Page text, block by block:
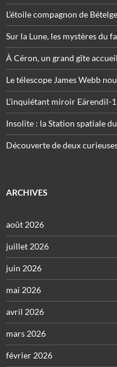
L’étoile compagnon de
Sur la Lune, les mystères du
À Céron, un grand gîte
Le télescope James Webb
L’inquiétant miroir Eärendil-
Insolite : la Station spatiale
Découverte de deux
ARCHIVES
août 2026
juillet 2026
juin 2026
mai 2026
avril 2026
mars 2026
février 2026